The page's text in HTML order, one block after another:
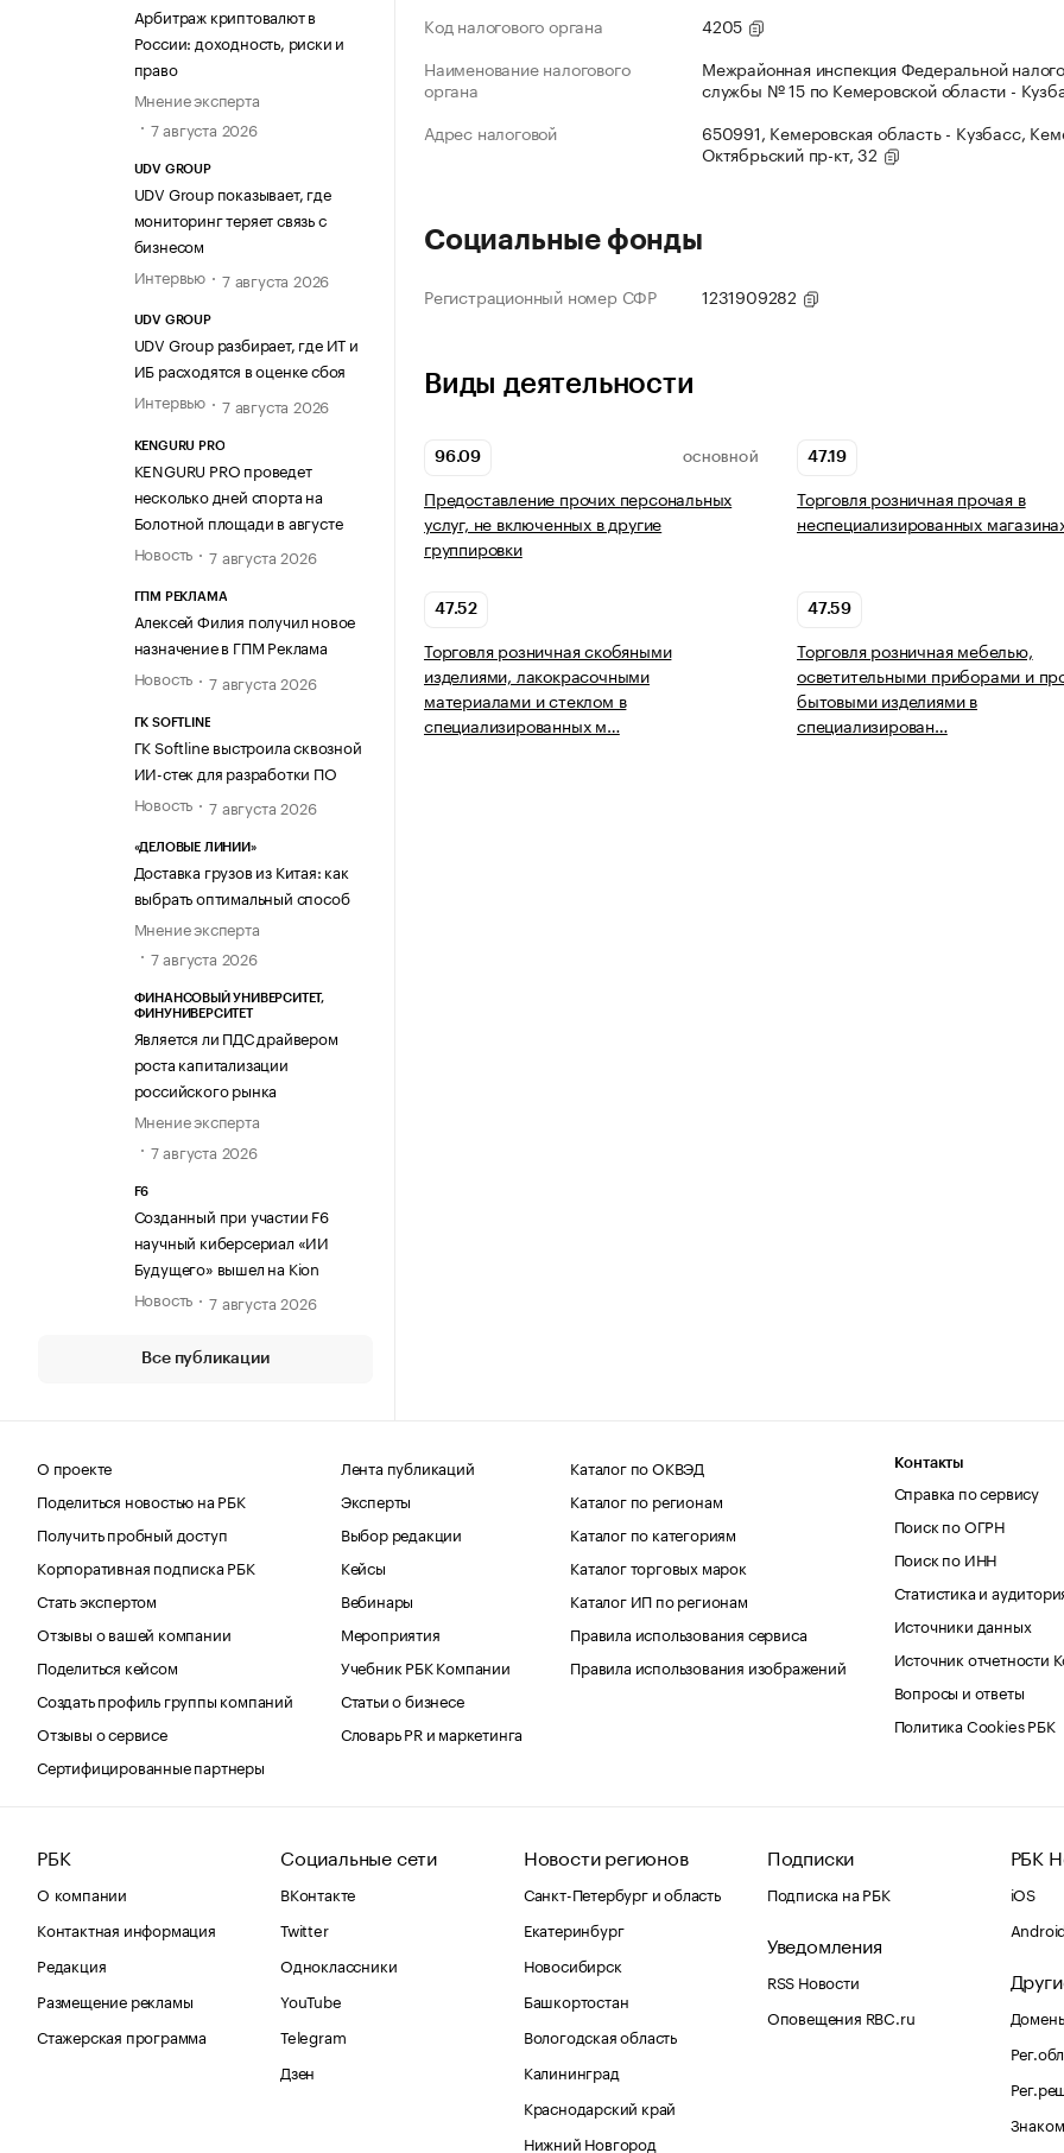
Арбитраж криптовалют в
России: доходность, риски и
право
Мнение эксперта
7 августа 2026
UDV GROUP
UDV Group показывает, где
мониторинг теряет связь с
бизнесом
Интервью
7 августа 2026
UDV GROUP
UDV Group разбирает, где ИТ и
ИБ расходятся в оценке сбоя
Интервью
7 августа 2026
KENGURU PRO
KENGURU PRO проведет
несколько дней спорта на
Болотной площади в августе
Новость
7 августа 2026
ГПМ РЕКЛАМА
Алексей Филия получил новое
назначение в ГПМ Реклама
Новость
7 августа 2026
ГК SOFTLINE
ГК Softline выстроила сквозной
ИИ-стек для разработки ПО
Новость
7 августа 2026
«ДЕЛОВЫЕ ЛИНИИ»
Доставка грузов из Китая: как
выбрать оптимальный способ
Мнение эксперта
7 августа 2026
ФИНАНСОВЫЙ УНИВЕРСИТЕТ,
ФИНУНИВЕРСИТЕТ
Является ли ПДС драйвером
роста капитализации
российского рынка
Мнение эксперта
7 августа 2026
F6
Созданный при участии F6
научный киберсериал «ИИ
Будущего» вышел на Kion
Новость
7 августа 2026
Все публикации
Код налогового органа
4205
Наименование налогового
органа
Межрайонная инспекция Федеральной
службы № 15 по Кемеровской области -
Адрес налоговой
650991, Кемеровская область - Кузбасс,
Октябрьский пр-кт, 32
Социальные фонды
Регистрационный номер СФР 1231909282
Виды деятельности
96.09 ОСНОВНОЙ
Предоставление прочих персональных
услуг, не включенных в другие
группировки
47.19
Торговля розничная прочая в
неспециализированных
47.52
Торговля розничная скобяными
изделиями, лакокрасочными
материалами и стеклом в
специализированных м…
47.59
Торговля розничная мебелью,
осветительными приборами и
бытовыми изделиями в
специализирован…
О проекте
Поделиться новостью на РБК
Получить пробный доступ
Корпоративная подписка РБК
Стать экспертом
Отзывы о вашей компании
Поделиться кейсом
Создать профиль группы компаний
Отзывы о сервисе
Сертифицированные партнеры
Лента публикаций
Эксперты
Выбор редакции
Кейсы
Вебинары
Мероприятия
Учебник РБК Компании
Статьи о бизнесе
Словарь PR и маркетинга
Каталог по ОКВЭД
Каталог по регионам
Каталог по категориям
Каталог торговых марок
Каталог ИП по регионам
Правила использования сервиса
Правила использования изображений
Контакты
Справка по сервису
Поиск по ОГРН
Поиск по ИНН
Статистика и
Источники данных
Источник отчетности
Вопросы и ответы
Политика Cookies РБК
РБК
О компании
Контактная информация
Редакция
Размещение рекламы
Стажерская программа
Социальные сети
ВКонтакте
Twitter
Одноклассники
YouTube
Telegram
Дзен
Новости регионов
Санкт-Петербург и область
Екатеринбург
Новосибирск
Башкортостан
Вологодская область
Калининград
Краснодарский край
Нижний Новгород
Подписки
Подписка на РБК
Уведомления
RSS Новости
Оповещения RBC.ru
РБК
iOS